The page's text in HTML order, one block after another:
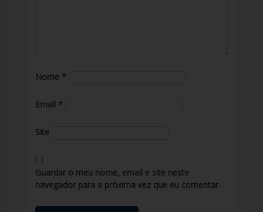
Nome *
Email *
Site
Guardar o meu nome, email e site neste
navegador para a próxima vez que eu comentar.